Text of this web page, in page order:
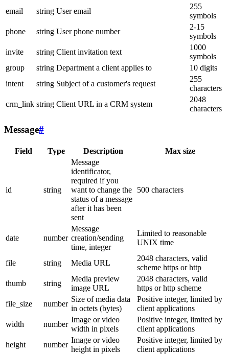
email
string User email
255
symbols
phone
string User phone number
2-15
symbols
invite
string Client invitation text
1000
symbols
group
string Department a client applies to
10 digits
intent
string Subject of a customer's request
255
characters
crm_link string Client URL in a CRM system
2048
characters
Message#
Field Type Description Max size
id string
Message
identificator,
required if you
want to change the
status of a message
after it has been
sent
500 characters
date number
Message
creation/sending
time, integer
Limited to reasonable
UNIX time
file string Media URL
2048 characters, valid
scheme https or http
thumb
string
Media preview
image URL
2048 characters, valid
https or http scheme
file_size
number
Size of media data
in octets (bytes)
Positive integer, limited by
client applications
width
number
Image or video
width in pixels
Positive integer, limited by
client applications
height
number
Image or video
height in pixels
Positive integer, limited by
client applications